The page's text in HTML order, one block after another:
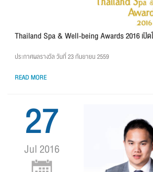
Thailand Spa & Well-being Awards 2016 เปิด
ประกาศผลรางวัล วันที่ 23 กันยายน 2559
READ MORE
27
Jul 2016